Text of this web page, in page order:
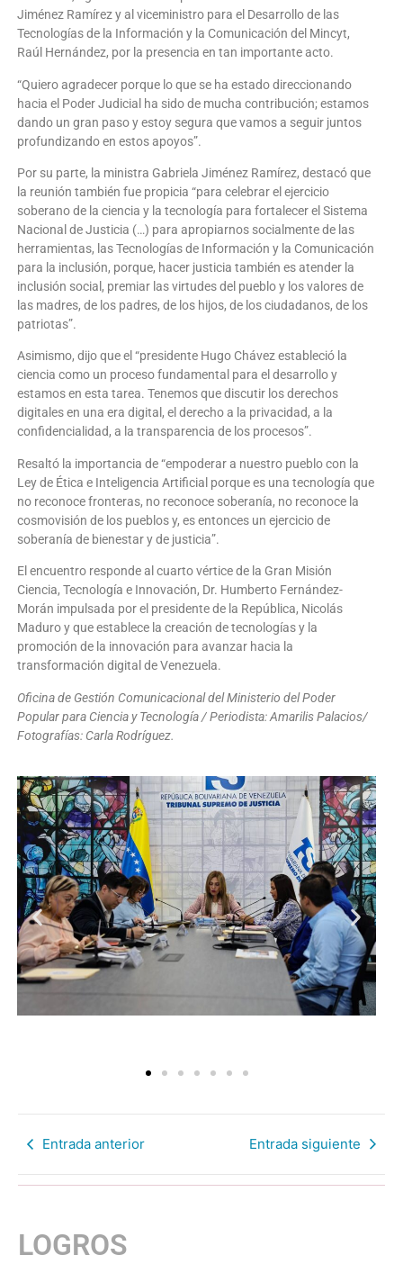
Jiménez Ramírez y al viceministro para el Desarrollo de las
Tecnologías de la Información y la Comunicación del Mincyt,
Raúl Hernández, por la presencia en tan importante acto.
“Quiero agradecer porque lo que se ha estado direccionando
hacia el Poder Judicial ha sido de mucha contribución; estamos
dando un gran paso y estoy segura que vamos a seguir juntos
profundizando en estos apoyos”.
Por su parte, la ministra Gabriela Jiménez Ramírez, destacó que
la reunión también fue propicia “para celebrar el ejercicio
soberano de la ciencia y la tecnología para fortalecer el Sistema
Nacional de Justicia (…) para apropiarnos socialmente de las
herramientas, las Tecnologías de Información y la Comunicación
para la inclusión, porque, hacer justicia también es atender la
inclusión social, premiar las virtudes del pueblo y los valores de
las madres, de los padres, de los hijos, de los ciudadanos, de los
patriotas”.
Asimismo, dijo que el “presidente Hugo Chávez estableció la
ciencia como un proceso fundamental para el desarrollo y
estamos en esta tarea. Tenemos que discutir los derechos
digitales en una era digital, el derecho a la privacidad, a la
confidencialidad, a la transparencia de los procesos”.
Resaltó la importancia de “empoderar a nuestro pueblo con la
Ley de Ética e Inteligencia Artificial porque es una tecnología que
no reconoce fronteras, no reconoce soberanía, no reconoce la
cosmovisión de los pueblos y, es entonces un ejercicio de
soberanía de bienestar y de justicia”.
El encuentro responde al cuarto vértice de la Gran Misión
Ciencia, Tecnología e Innovación, Dr. Humberto Fernández-
Morán impulsada por el presidente de la República, Nicolás
Maduro y que establece la creación de tecnologías y la
promoción de la innovación para avanzar hacia la
transformación digital de Venezuela.
Oficina de Gestión Comunicacional del Ministerio del Poder
Popular para Ciencia y Tecnología / Periodista: Amarilis Palacios/
Fotografías: Carla Rodríguez.
Entrada anterior Entrada siguiente
LOGROS